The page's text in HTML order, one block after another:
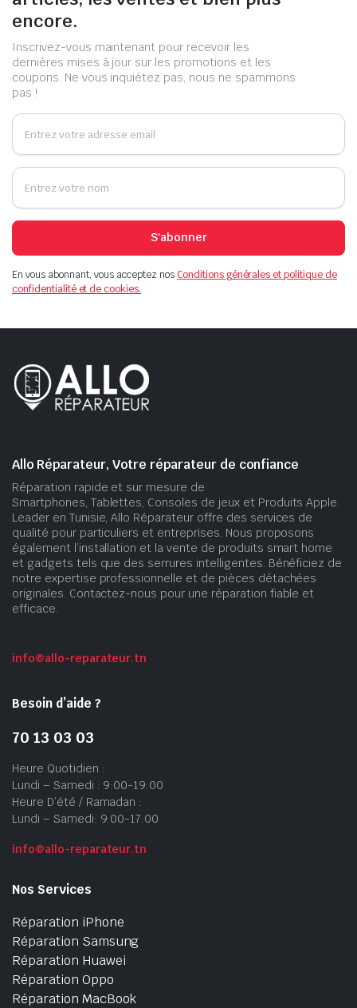
encore.
Inscrivez-vous maintenant pour recevoir les
dernières mises à jour sur les promotions et les
coupons. Ne vous inquiétez pas, nous ne spammons
pas !
S'abonner
En vous abonnant, vous acceptez nosConditions générales et politique de
confidentialité et de cookies.
Allo Réparateur, Votre réparateur de confiance
Réparation rapide et sur mesure de
Smartphones, Tablettes, Consoles de jeux et Produits Apple.
Leader en Tunisie, Allo Réparateur offre des services de
qualité pour particuliers et entreprises. Nous proposons
également l’installation et la vente de produits smart home
et gadgets tels que des serrures intelligentes. Bénéficiez de
notre expertise professionnelle et de pièces détachées
originales. Contactez-nous pour une réparation fiable et
efficace.
info@allo-reparateur.tn
Besoin d’aide ?
70 13 03 03
Heure Quotidien :
Lundi – Samedi : 9:00-19:00
Heure D’été / Ramadan :
Lundi – Samedi: 9:00-17:00
info@allo-reparateur.tn
Nos Services
Réparation iPhone
Réparation Samsung
Réparation Huawei
Réparation Oppo
Réparation MacBook